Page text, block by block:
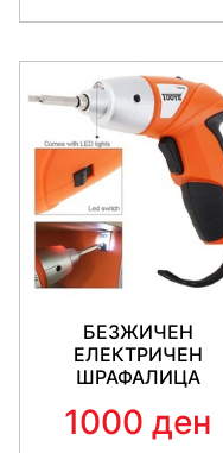
БЕЗЖИЧЕН
ЕЛЕКТРИЧЕН
ШРАФАЛИЦА
1000 ден